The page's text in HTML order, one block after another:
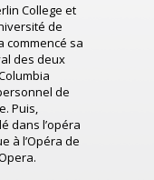
College et
de
commencé sa
des deux
de
Puis,
dans l’opéra
à l’Opéra de